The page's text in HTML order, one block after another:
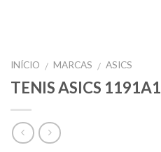
INÍCIO / MARCAS / ASICS
TENIS ASICS